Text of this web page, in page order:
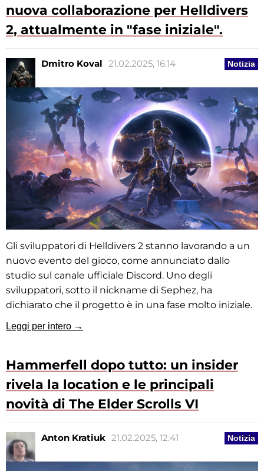
nuova collaborazione per Helldivers
2, attualmente in "fase iniziale".
Notizia
Dmitro Koval 21.02.2025, 16:14
Gli sviluppatori di Helldivers 2 stanno lavorando a un
nuovo evento del gioco, come annunciato dallo
studio sul canale ufficiale Discord. Uno degli
sviluppatori, sotto il nickname di Sephez, ha
dichiarato che il progetto è in una fase molto iniziale.
Leggi per intero →
Hammerfell dopo tutto: un insider
rivela la location e le principali
novità di The Elder Scrolls VI
Notizia
Anton Kratiuk 21.02.2025, 12:41